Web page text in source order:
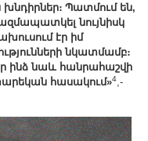
Պատմում են,
նույնիսկ
էր իմ
նկատմամբ։
ինձ նաև հանրահաշվի
հասակում»4 ,-